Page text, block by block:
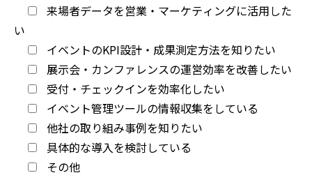
来場者データを営業・マーケティングに活用した
い
イベントのKPI設計・成果測定方法を知りたい
展示会・カンファレンスの運営効率を改善したい
受付・チェックインを効率化したい
イベント管理ツールの情報収集をしている
他社の取り組み事例を知りたい
具体的な導入を検討している
その他